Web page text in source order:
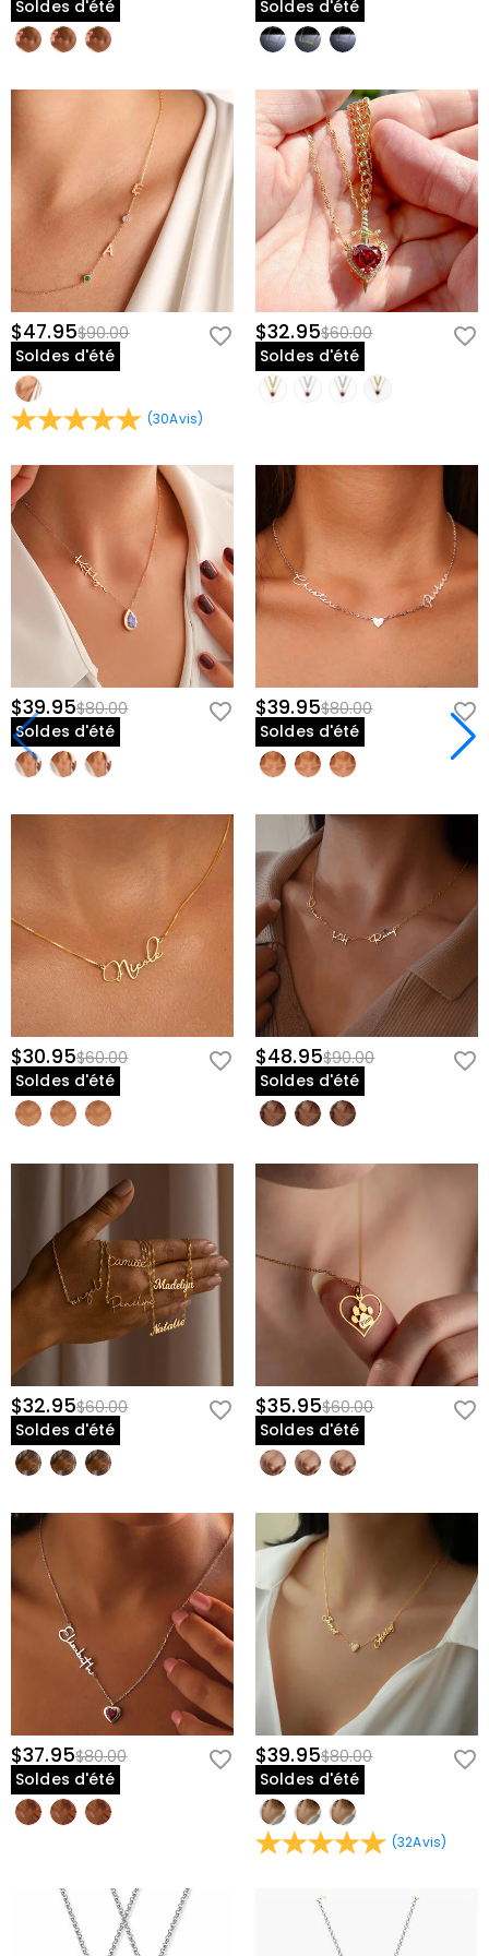
Soldes d'été
Soldes d'été
$47.95$90.00
Soldes d'été
(30Avis)
$32.95$60.00
Soldes d'été
$39.95$80.00
Soldes d'été
$39.95$80.00
Soldes d'été
$30.95$60.00
Soldes d'été
$48.95$90.00
Soldes d'été
$32.95$60.00
Soldes d'été
$35.95$60.00
Soldes d'été
$37.95$80.00
Soldes d'été
$39.95$80.00
Soldes d'été
(32Avis)